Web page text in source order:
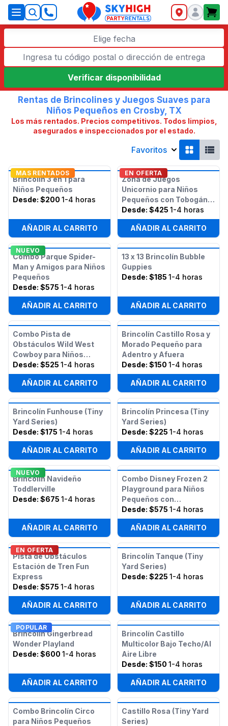
SkyHigh Logo
Elige fecha
Verificar disponibilidad
Rentas de Brincolines y Juegos Suaves para
Niños Pequeños en Crosby, TX
Los más rentados. Precios competitivos. Todos limpios,
asegurados e inspeccionados por el estado.
Favoritos
MAS RENTADOS
Brincolín 3 en 1 para
Niños Pequeños
Desde: $200 1-4 horas
AÑADIR AL CARRITO
EN OFERTA
Zona de Juegos
Unicornio para Niños
Pequeños con Tobogán
(Seco o Húmedo)
Desde: $425 1-4 horas
AÑADIR AL CARRITO
NUEVO
Combo Parque Spider-
Man y Amigos para Niños
Pequeños
Desde: $575 1-4 horas
AÑADIR AL CARRITO
13 x 13 Brincolín Bubble
Guppies
Desde: $185 1-4 horas
AÑADIR AL CARRITO
Combo Pista de
Obstáculos Wild West
Cowboy para Niños
Pequeños
Desde: $525 1-4 horas
AÑADIR AL CARRITO
Brincolín Castillo Rosa y
Morado Pequeño para
Adentro y Afuera
Desde: $150 1-4 horas
AÑADIR AL CARRITO
Brincolín Funhouse (Tiny
Yard Series)
Desde: $175 1-4 horas
AÑADIR AL CARRITO
Brincolín Princesa (Tiny
Yard Series)
Desde: $225 1-4 horas
AÑADIR AL CARRITO
NUEVO
Brincolín Navideño
Toddlerville
Desde: $675 1-4 horas
AÑADIR AL CARRITO
Combo Disney Frozen 2
Playground para Niños
Pequeños con
Obstáculos
Desde: $575 1-4 horas
AÑADIR AL CARRITO
EN OFERTA
Pista de Obstáculos
Estación de Tren Fun
Express
Desde: $575 1-4 horas
AÑADIR AL CARRITO
Brincolín Tanque (Tiny
Yard Series)
Desde: $225 1-4 horas
AÑADIR AL CARRITO
POPULAR
Brincolín Gingerbread
Wonder Playland
Desde: $600 1-4 horas
AÑADIR AL CARRITO
Brincolín Castillo
Multicolor Bajo Techo/Al
Aire Libre
Desde: $150 1-4 horas
AÑADIR AL CARRITO
Combo Brincolín Circo
para Niños Pequeños
Castillo Rosa (Tiny Yard
Series)